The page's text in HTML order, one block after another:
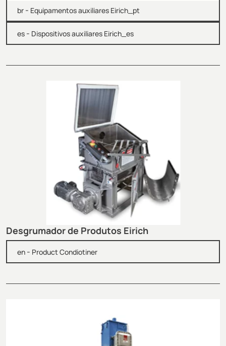
br - Equipamentos auxiliares Eirich_pt
es - Dispositivos auxiliares Eirich_es
Desgrumador de Produtos Eirich
en - Product Condiotiner